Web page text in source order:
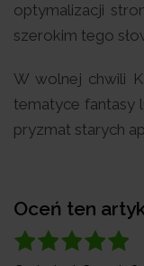
optymalizacji
szerokim tego
W wolnej chwili
tematyce fantasy
pryzmat starych
Oceń ten